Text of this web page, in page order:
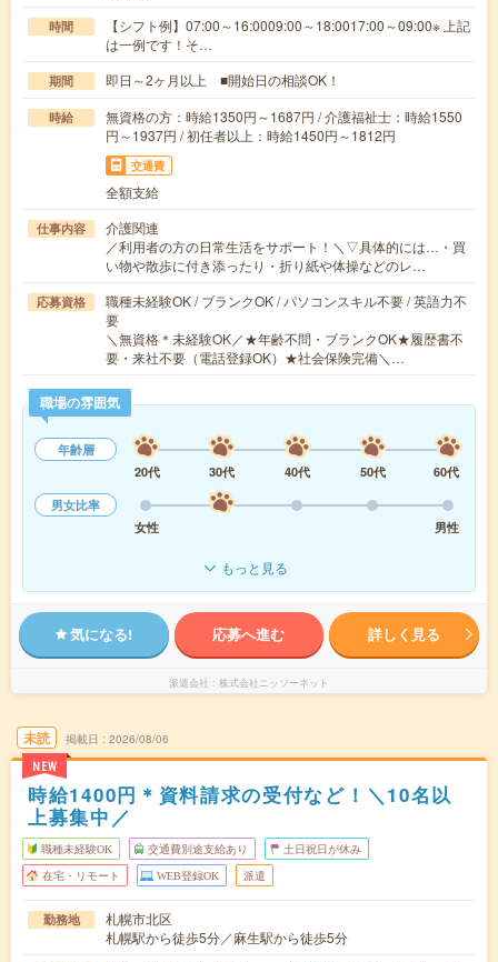
時間
【シフト例】07:00～16:0009:00～18:0017:00～09:00※ 上記
は一例です！そ…
期間 即日～2ヶ月以上 ■開始日の相談OK！
時給
無資格の方：時給1350円～1687円 / 介護福祉士：時給1550
円～1937円 / 初任者以上：時給1450円～1812円
交通費
全額支給
仕事内容
介護関連
／利用者の方の日常生活をサポート！＼▽具体的には…・買
い物や散歩に付き添ったり・折り紙や体操などのレ…
応募資格
職種未経験OK / ブランクOK / パソコンスキル不要 / 英語力不
要
＼無資格＊未経験OK／★年齢不問・ブランクOK★履歴書不
要・来社不要（電話登録OK）★社会保険完備＼…
職場の雰囲気
年齢層
20代
30代 40代 50代
60代
男女比率
女性
男性
もっと見る
気になる! 応募へ進む 詳しく見る
派遣会社 株式会社ニッソーネット
未読
NEW
掲載日 2026/08/06
時給1400円＊資料請求の受付など！＼10名以
上募集中／
職種未経験OK 交通費別途支給あり 土日祝日が休み
在宅・リモート WEB登録OK 派遣
勤務地
札幌市北区
札幌駅から徒歩5分／麻生駅から徒歩5分